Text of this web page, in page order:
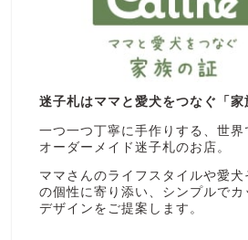
迷子札はママと愛犬をつなぐ「家
一つ一つ丁寧に手作りする、世界
オーダーメイド迷子札のお店。
ママさんのライフスタイルや愛犬
の個性に寄り添い、シンプルでカ
デザインをご提案します。